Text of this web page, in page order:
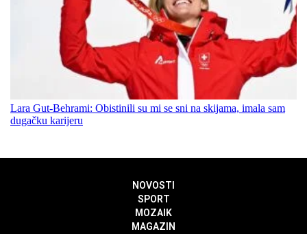
Lara Gut-Behrami: Obistinili su mi se sni na skijama, imala sam
dugačku karijeru
NOVOSTI
SPORT
MOZAIK
MAGAZIN